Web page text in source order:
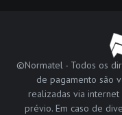
©Normatel - Todos os
de pagamento são
realizadas via
prévio. Em caso de